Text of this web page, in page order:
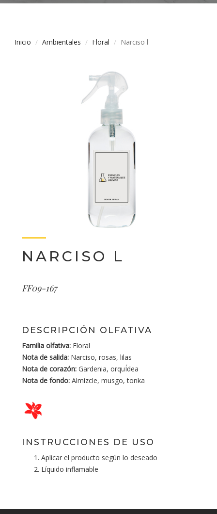
Inicio Ambientales Floral Narciso l
NARCISO L
FF09-167
DESCRIPCIÓN OLFATIVA
Familia olfativa: Floral
Nota de salida: Narciso, rosas, lilas
Nota de corazón: Gardenia, orquÍdea
Nota de fondo: Almizcle, musgo, tonka
INSTRUCCIONES DE USO
Aplicar el producto según lo deseado
Líquido inflamable